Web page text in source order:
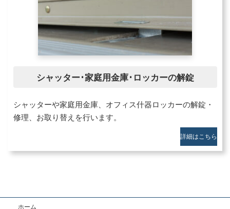
シャッター･家庭用金庫･ロッカーの解錠
シャッターや家庭用金庫、オフィス什器ロッカーの解錠・
修理、お取り替えを行います。
詳細はこちら
ホーム